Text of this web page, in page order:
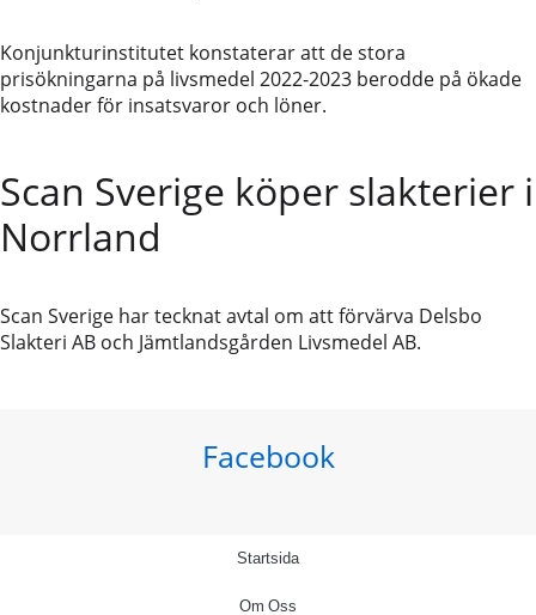
Konjunkturinstitutet konstaterar att de stora
prisökningarna på livsmedel 2022-2023 berodde på ökade
kostnader för insatsvaror och löner.
Scan Sverige köper slakterier i
Norrland
Scan Sverige har tecknat avtal om att förvärva Delsbo
Slakteri AB och Jämtlandsgården Livsmedel AB.
Facebook
Startsida
Om Oss